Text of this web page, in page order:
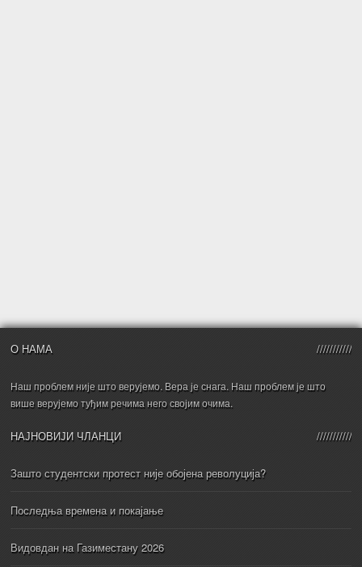
О НАМА
Наш проблем није што верујемо. Вера је снага. Наш проблем је што
више верујемо туђим речима него својим очима.
НАЈНОВИЈИ ЧЛАНЦИ
Зашто студентски протест није обојена револуција?
Последња времена и покајање
Видовдан на Газиместану 2026